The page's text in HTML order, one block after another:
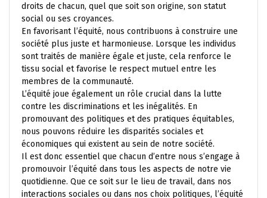
droits de chacun, quel que soit son origine, son statut
social ou ses croyances.
En favorisant l’équité, nous contribuons à construire une
société plus juste et harmonieuse. Lorsque les individus
sont traités de manière égale et juste, cela renforce le
tissu social et favorise le respect mutuel entre les
membres de la communauté.
L’équité joue également un rôle crucial dans la lutte
contre les discriminations et les inégalités. En
promouvant des politiques et des pratiques équitables,
nous pouvons réduire les disparités sociales et
économiques qui existent au sein de notre société.
Il est donc essentiel que chacun d’entre nous s’engage à
promouvoir l’équité dans tous les aspects de notre vie
quotidienne. Que ce soit sur le lieu de travail, dans nos
interactions sociales ou dans nos choix politiques, l’équité